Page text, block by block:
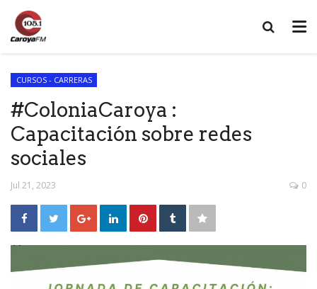
CURSOS - CARRERAS
#ColoniaCaroya :
Capacitación sobre redes
sociales
Jul 21, 2023 0